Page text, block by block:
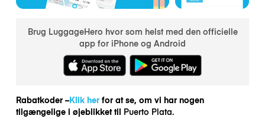
Brug LuggageHero hvor som helst med den officielle
app for iPhone og Android
Rabatkoder –Klik herfor at se, om vi har nogen
tilgængelige i øjeblikket til Puerto Plata.